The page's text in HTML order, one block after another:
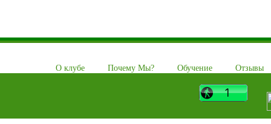
О клубе Почему Мы? Обучение Отзывы